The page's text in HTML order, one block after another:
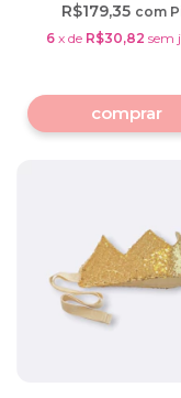
R$179,35 com
6 x de R$30,82 sem
comprar